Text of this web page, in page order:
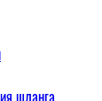
шланга